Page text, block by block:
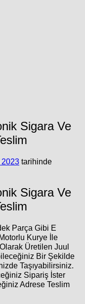
Sigara Ve
tarihinde
Sigara Ve
Parça Gibi E
Kurye İle
Üretilen Juul
Bir Şekilde
Taşıyabilirsiniz.
Sipariş İster
Adrese Teslim